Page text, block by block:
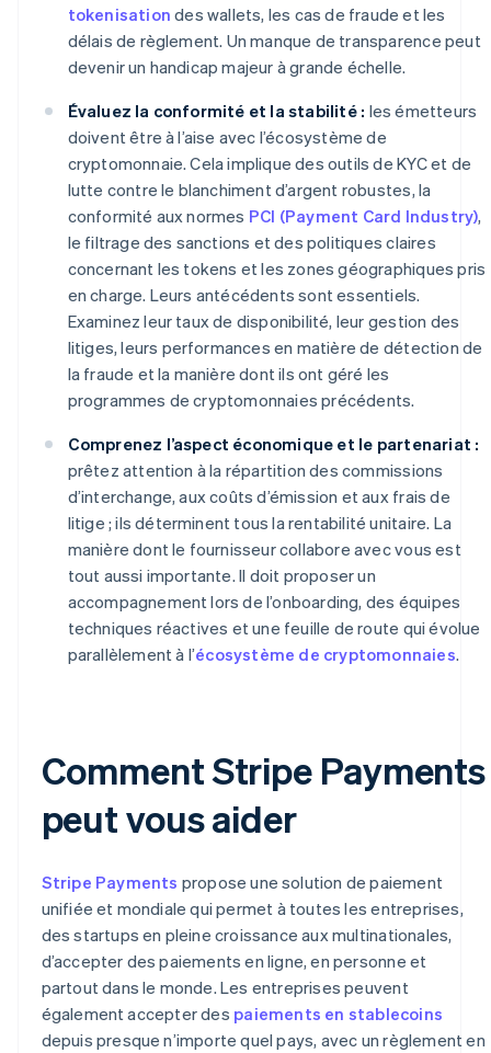
tokenisation des wallets, les cas de fraude et les
délais de règlement. Un manque de transparence peut
devenir un handicap majeur à grande échelle.
Évaluez la conformité et la stabilité : les émetteurs
doivent être à l’aise avec l’écosystème de
cryptomonnaie. Cela implique des outils de KYC et de
lutte contre le blanchiment d’argent robustes, la
conformité aux normes PCI (Payment Card Industry),
le filtrage des sanctions et des politiques claires
concernant les tokens et les zones géographiques pris
en charge. Leurs antécédents sont essentiels.
Examinez leur taux de disponibilité, leur gestion des
litiges, leurs performances en matière de détection de
la fraude et la manière dont ils ont géré les
programmes de cryptomonnaies précédents.
Comprenez l’aspect économique et le partenariat :
prêtez attention à la répartition des commissions
d’interchange, aux coûts d’émission et aux frais de
litige ; ils déterminent tous la rentabilité unitaire. La
manière dont le fournisseur collabore avec vous est
tout aussi importante. Il doit proposer un
accompagnement lors de l’onboarding, des équipes
techniques réactives et une feuille de route qui évolue
parallèlement à l’écosystème de cryptomonnaies.
Comment Stripe Payments
peut vous aider
Stripe Payments propose une solution de paiement
unifiée et mondiale qui permet à toutes les entreprises,
des startups en pleine croissance aux multinationales,
d’accepter des paiements en ligne, en personne et
partout dans le monde. Les entreprises peuvent
également accepter des paiements en stablecoins
depuis presque n’importe quel pays, avec un règlement en